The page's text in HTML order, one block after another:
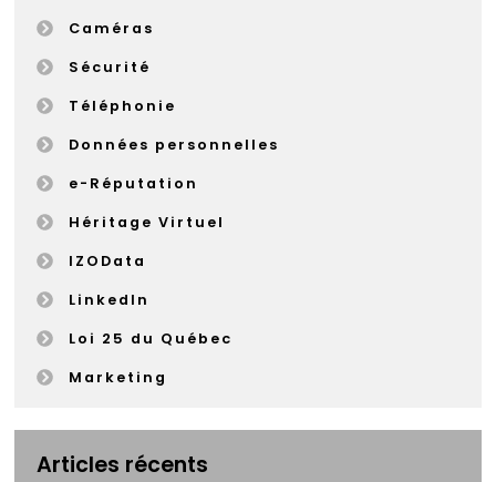
Caméras
Sécurité
Téléphonie
Données personnelles
e-Réputation
Héritage Virtuel
IZOData
LinkedIn
Loi 25 du Québec
Marketing
Articles récents